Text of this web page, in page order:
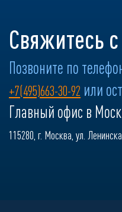
Свяжитесь
Позвоните по
+7(495)663-30-92 или
Главный офис в
115280, г. Москва, ул.